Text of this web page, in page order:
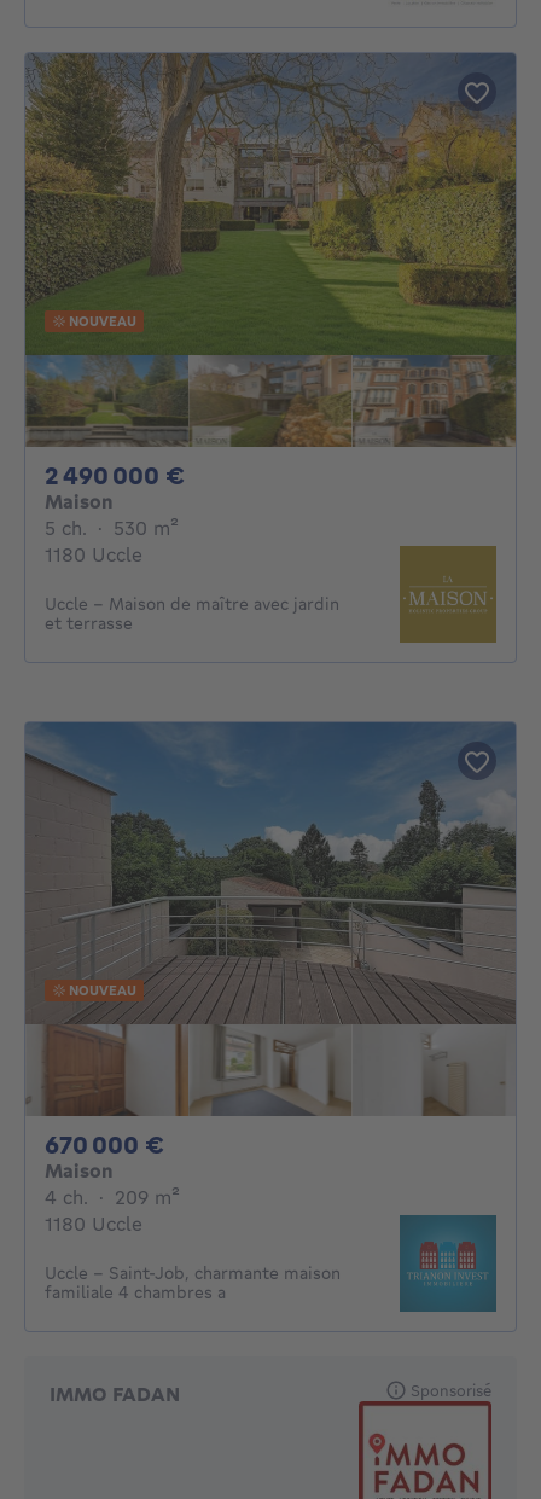
NOUVEAU
2 490 000 €
Maison
5 ch. 5 chambres
· 530 m²
1180 Uccle
Uccle – Maison de maître avec jardin
et terrasse
NOUVEAU
670 000 €
Maison
4 ch. 4 chambres
· 209 m²
1180 Uccle
Uccle – Saint-Job, charmante maison
familiale 4 chambres a
IMMO FADAN Sponsorisé